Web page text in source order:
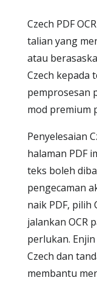
Czech PDF
talian yang
atau
Czech kepada
pemprosesan
mod premium
Penyelesaian
halaman PDF
teks boleh
pengecaman
naik PDF, pilih
jalankan OCR
perlukan.
Czech dan
membantu